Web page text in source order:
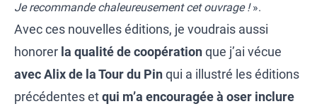
Je recommande chaleureusement cet ouvrage !».
Avec ces nouvelles éditions, je voudrais aussi
honorer la qualité de coopérationque j’ai vécue
avec Alix de la Tour du Pinqui a illustré les éditions
précédentes etqui m’a encouragée à oser inclure